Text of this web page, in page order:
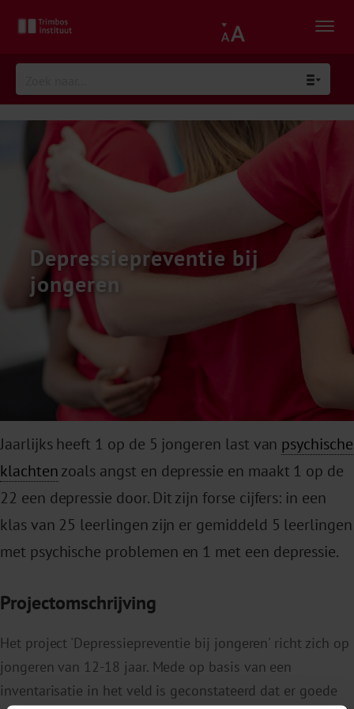
Depressiepreventie bij
jongeren
Jaarlijks heeft 1 op de 5 jongeren last van psychische
klachtenzoals angst en depressie en maakt 1 op de
22 een depressie door. Dit zijn forse cijfers: in een
klas van 25 leerlingen zijn er gemiddeld 5 leerlingen
met psychische problemen en 1 met een depressie.
Projectomschrijving
Het project 'Depressiepreventie bij jongeren' richt zich op
jongeren van 12-18 jaar. Mede op basis van een
inventarisatie in het veld is geconstateerd dat er goede